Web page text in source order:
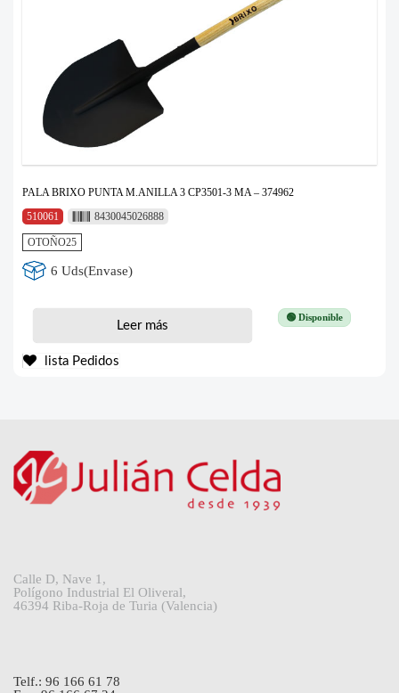
PALA BRIXO PUNTA M.ANILLA 3 CP3501-3 MA – 374962
510061
8430045026888
OTOÑO25
6 Uds(Envase)
🟢 Disponible
Leer más
lista Pedidos
Calle D, Nave 1,
Polígono Industrial El Oliveral,
46394 Riba-Roja de Turia (Valencia)
Telf.: 96 166 61 78